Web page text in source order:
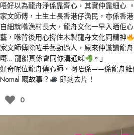
唔好以為龍舟淨係靠齊心，其實仲靠細心 。
家文師傅，土生土長香港仔漁民，亦係香
自細就喺漁村長大，龍舟文化一早入晒佢
藝，喺背後用心撐住木製龍舟文化同精神
家文師傅除咗手藝勁過人，原來仲識讀龍
嘢… 龍船真係會同你溝通㗎
。」
好奇呢位龍舟傳心師，啊唔係——係龍舟維
Nomal 嘅故事？
即刻去片！
0